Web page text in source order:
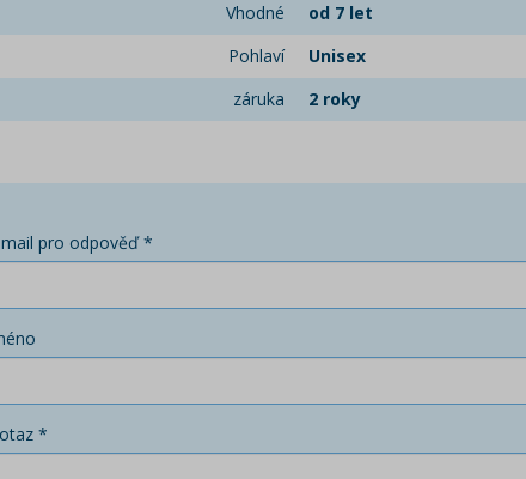
Vhodné
od 7 let
Pohlaví
Unisex
záruka
2 roky
mail pro odpověď *
*